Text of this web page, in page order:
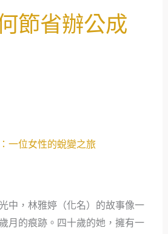
節省辦公成
一位女性的蛻變之旅
中，林雅婷（化名）的故事像一
月的痕跡。四十歲的她，擁有一